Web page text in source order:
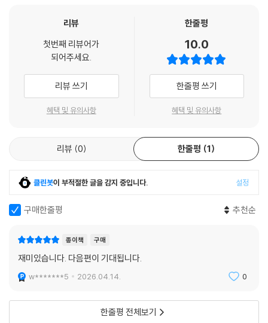
리뷰
첫번째 리뷰어가
되어주세요.
리뷰 쓰기
혜택 및 유의사항
한줄평
10.0
한줄평 쓰기
혜택 및 유의사항
리뷰 0 한줄평 1
클린봇이 부적절한 글을 감지 중입니다. 설정
구매한줄평 추천순
종이책 구매
재미있습니다. 다음편이 기대됩니다.
w*******5 2026.04.14. 0
한줄평 전체보기